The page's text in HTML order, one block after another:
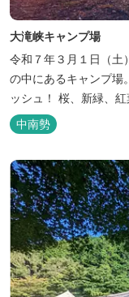
大滝峡キャンプ場
令和７年３月１日（土
の中にあるキャンプ場
ッシュ！ 桜、新緑、
す。 紀勢自動車道「
今年の営業は１２月１
ートテント...
中南勢